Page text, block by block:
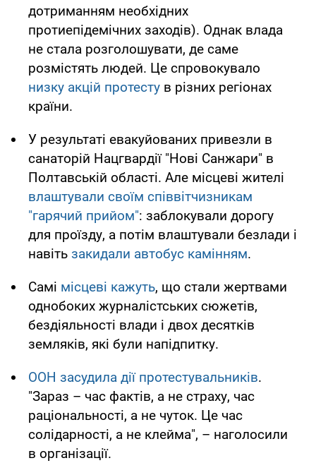
дотриманням необхідних
протиепідемічних заходів). Однак влада
не стала розголошувати, де саме
розмістять людей. Це спровокувало
низку акцій протесту в різних регіонах
країни.
У результаті евакуйованих привезли в
санаторій Нацгвардії "Нові Санжари" в
Полтавській області. Але місцеві жителі
влаштували своїм співвітчизникам
"гарячий прийом": заблокували дорогу
для проїзду, а потім влаштували безлади і
навіть закидали автобус камінням.
Самі місцеві кажуть, що стали жертвами
однобоких журналістських сюжетів,
бездіяльності влади і двох десятків
земляків, які були напідпитку.
ООН засудила дії протестувальників.
"Зараз – час фактів, а не страху, час
раціональності, а не чуток. Це час
солідарності, а не клейма", – наголосили
в організації.